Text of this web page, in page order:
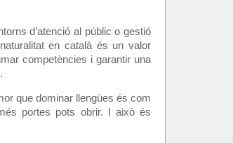
d’atenció al públic o gestió
en català és un valor
competències i garantir una
que dominar llengües és com
portes pots obrir. I això és